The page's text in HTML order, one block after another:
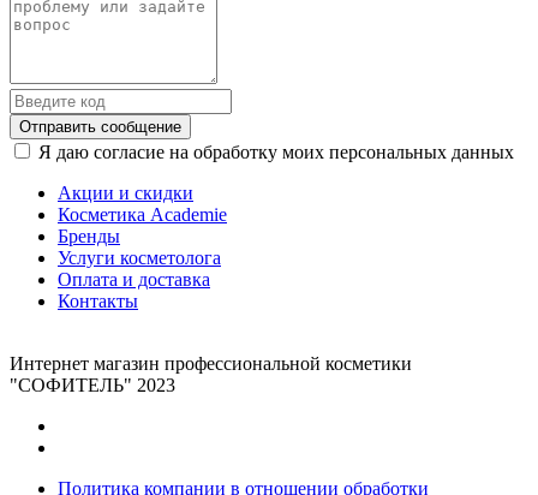
Отправить сообщение
Я даю согласие на обработку моих персональных данных
Акции и скидки
Косметика Academie
Бренды
Услуги косметолога
Оплата и доставка
Контакты
Интернет магазин профессиональной косметики
"СОФИТЕЛЬ" 2023
Политика компании в отношении обработки